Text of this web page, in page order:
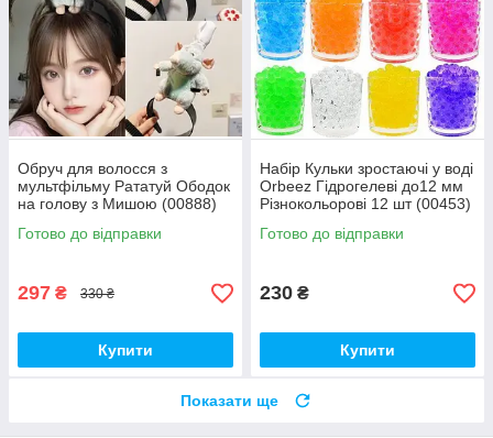
Обруч для волосся з
мультфільму Рататуй Ободок
на голову з Мишою (00888)
Готово до відправки
297 ₴ 330 ₴
Купити
Набір Кульки зростаючі у воді
Orbeez Гідрогелеві до12 мм
Різнокольорові 12 шт (00453)
Готово до відправки
230 ₴
Купити
Показати ще